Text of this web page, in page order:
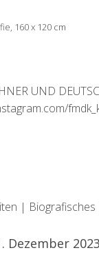
160 x 120 cm
UND
| Biografisches
Dezember 2023